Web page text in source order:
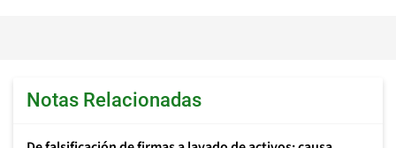
Notas Relacionadas